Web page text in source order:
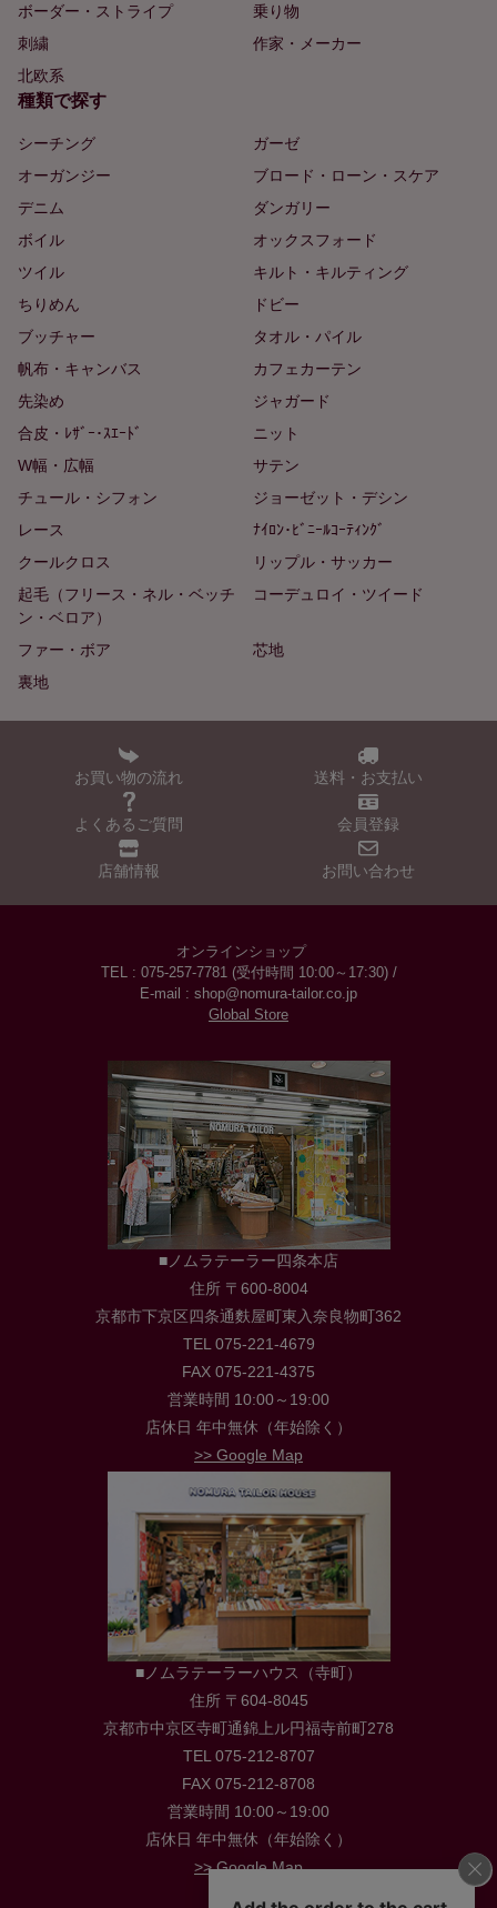
ボーダー・ストライプ
乗り物
刺繍
作家・メーカー
北欧系
種類で探す
シーチング
ガーゼ
オーガンジー
ブロード・ローン・スケア
デニム
ダンガリー
ボイル
オックスフォード
ツイル
キルト・キルティング
ちりめん
ドビー
ブッチャー
タオル・パイル
帆布・キャンバス
カフェカーテン
先染め
ジャガード
合皮・ﾚｻﾞｰ･ｽｴｰﾄﾞ
ニット
W幅・広幅
サテン
チュール・シフォン
ジョーゼット・デシン
レース
ﾅｲﾛﾝ･ﾋﾞﾆｰﾙｺｰﾃｨﾝｸﾞ
クールクロス
リップル・サッカー
起毛（フリース・ネル・ベッチ
ン・ベロア）
コーデュロイ・ツイード
ファー・ボア
芯地
裏地
お買い物の流れ 送料・お支払い
よくあるご質問 会員登録
店舗情報 お問い合わせ
オンラインショップ
TEL : 075-257-7781 (受付時間 10:00～17:30) /
E-mail : shop@nomura-tailor.co.jp
Global Store
■ノムラテーラー四条本店
住所 〒600-8004
京都市下京区四条通麩屋町東入奈良物町362
TEL 075-221-4679
FAX 075-221-4375
営業時間 10:00～19:00
店休日 年中無休（年始除く）
>> Google Map
■ノムラテーラーハウス（寺町）
住所 〒604-8045
京都市中京区寺町通錦上ル円福寺前町278
TEL 075-212-8707
FAX 075-212-8708
営業時間 10:00～19:00
店休日 年中無休（年始除く）
>> Google Map